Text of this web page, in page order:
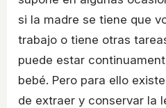
si la madre se tiene que
trabajo o tiene otras
puede estar
bebé. Pero para ello
de extraer y conservar la